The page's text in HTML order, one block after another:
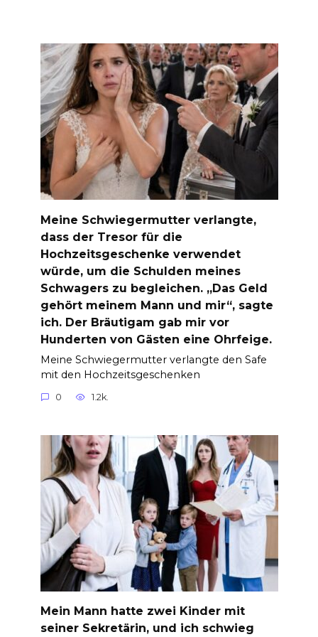
Meine Schwiegermutter verlangte,
dass der Tresor für die
Hochzeitsgeschenke verwendet
würde, um die Schulden meines
Schwagers zu begleichen. „Das Geld
gehört meinem Mann und mir“, sagte
ich. Der Bräutigam gab mir vor
Hunderten von Gästen eine Ohrfeige.
Meine Schwiegermutter verlangte den Safe
mit den Hochzeitsgeschenken
0 1.2k.
Mein Mann hatte zwei Kinder mit
seiner Sekretärin, und ich schwieg